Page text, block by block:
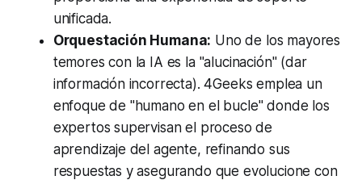
unificada.
Orquestación Humana: Uno de los mayores
temores con la IA es la "alucinación" (dar
información incorrecta). 4Geeks emplea un
enfoque de "humano en el bucle" donde los
expertos supervisan el proceso de
aprendizaje del agente, refinando sus
respuestas y asegurando que evolucione con